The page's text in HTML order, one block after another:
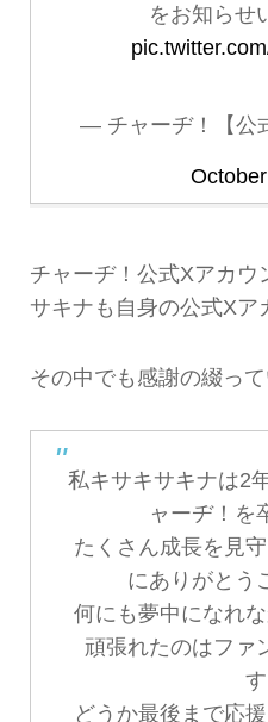
をお知らせ
— チャーヂ！【公
チャーヂ！公式Xアカウ
サキナも自身の公式Xア
その中でも感謝の綴って
私キサキサキナは2
ャーヂ！を
たくさん成長を見
にありがとう
何にも夢中になれ
頑張れたのはファ
す
どうか最後まで応